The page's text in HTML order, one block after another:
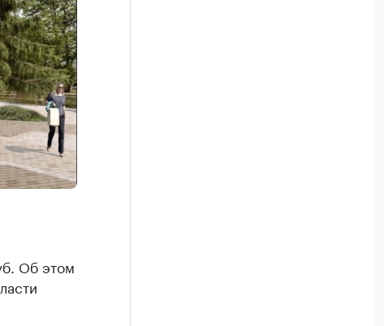
Об этом